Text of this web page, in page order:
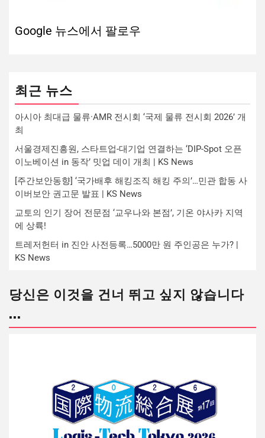
Google 뉴스에서 팔로우
최근 뉴스
아시아 최대급 물류·AMR 전시회 ‘국제 물류 전시회 2026’ 개
최
서울경제진흥원, 스타트업-대기업 연결하는 ‘DIP-Spot 오픈
이노베이션 in 동작’ 밋업 데이 개최 | KS News
[주간보안동향] ‘국가배후 해킹조직 해킹 주의’…민관 합동 사
이버보안 권고문 발표 | KS News
교토의 인기 장어 전문점 ‘교우나와 본점’, 기온 야사카 지역
에 상륙!
트레저헌터 in 진안 사전등록…5000만 원 주인공은 누가? |
KS News
당신은 이것을 건너 뛰고 싶지 않습니다
...